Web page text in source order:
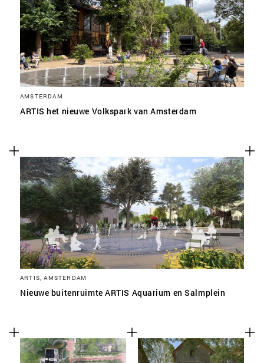
AMSTERDAM
ARTIS het nieuwe Volkspark van Amsterdam
ARTIS, AMSTERDAM
Nieuwe buitenruimte ARTIS Aquarium en Salmplein
SLA VOORKEUREN OP